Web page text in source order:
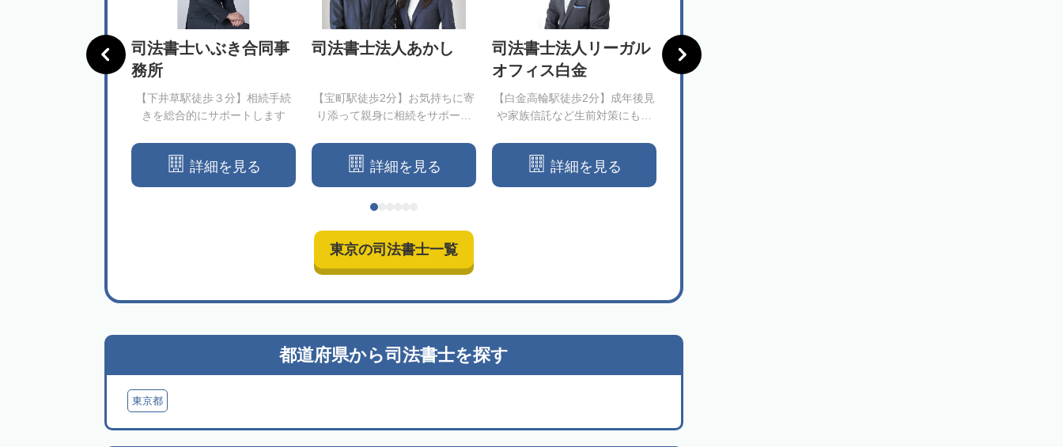
ーガル司法
司法書士いぶき合同事
務所
【下井草駅徒歩３分】相続手続
きを総合的にサポートします
詳細を見る
司法書士法人あかし
【宝町駅徒歩2分】お気持ちに寄
り添って親身に相続をサポート
詳細を見る
司法書士法人リーガル
オフィス白金
【白金高輪駅徒歩2分】成年後見
や家族信託など生前対策にも力
詳細を見る
イージス＆パートナー
ズ 司法書士法人
東京の司法書士一覧
都道府県から司法書士を探す
東京都